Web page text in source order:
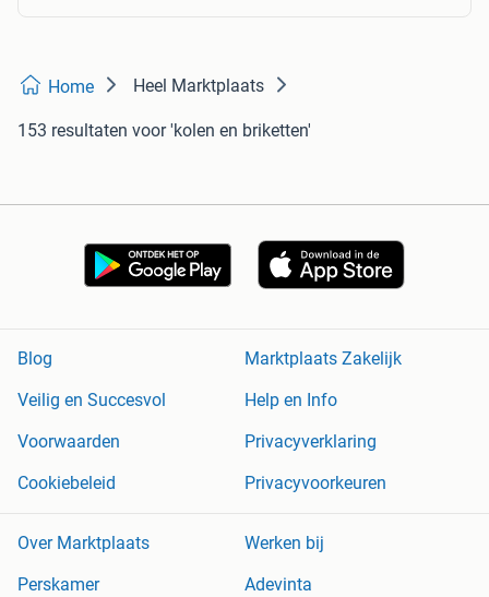
Home Heel Marktplaats
153 resultaten voor 'kolen en briketten'
Blog
Marktplaats Zakelijk
Veilig en Succesvol
Help en Info
Voorwaarden
Privacyverklaring
Cookiebeleid
Privacyvoorkeuren
Over Marktplaats
Werken bij
Perskamer
Adevinta